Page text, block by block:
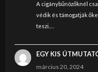
A cigánybűnözőknél
védik és támogatják
teszi.…
EGY KIS
március 20, 2024